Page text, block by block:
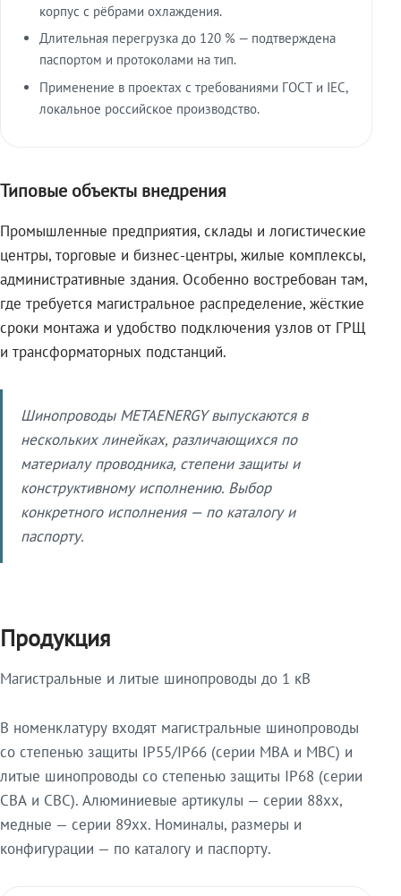
корпус с рёбрами охлаждения.
Длительная перегрузка до 120 % — подтверждена
паспортом и протоколами на тип.
Применение в проектах с требованиями ГОСТ и IEC,
локальное российское производство.
Типовые объекты внедрения
Промышленные предприятия, склады и логистические
центры, торговые и бизнес-центры, жилые комплексы,
административные здания. Особенно востребован там,
где требуется магистральное распределение, жёсткие
сроки монтажа и удобство подключения узлов от ГРЩ
и трансформаторных подстанций.
Шинопроводы METAENERGY выпускаются в
нескольких линейках, различающихся по
материалу проводника, степени защиты и
конструктивному исполнению. Выбор
конкретного исполнения — по каталогу и
паспорту.
Продукция
Магистральные и литые шинопроводы до 1 кВ
В номенклатуру входят магистральные шинопроводы
со степенью защиты IP55/IP66 (серии МВА и МВС) и
литые шинопроводы со степенью защиты IP68 (серии
СВА и СВС). Алюминиевые артикулы — серии 88xx,
медные — серии 89xx. Номиналы, размеры и
конфигурации — по каталогу и паспорту.